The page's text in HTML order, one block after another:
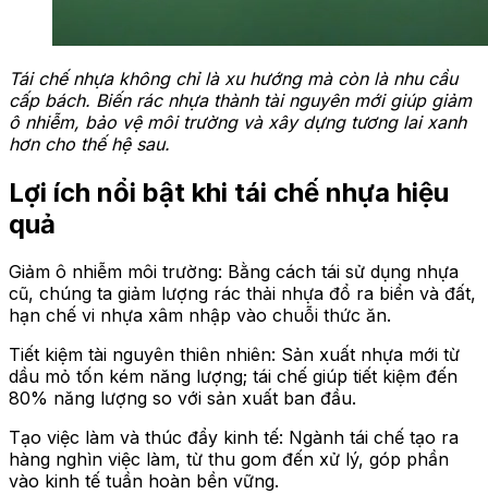
Tái chế nhựa không chỉ là xu hướng mà còn là nhu cầu
cấp bách. Biến rác nhựa thành tài nguyên mới giúp giảm
ô nhiễm, bảo vệ môi trường và xây dựng tương lai xanh
hơn cho thế hệ sau.
Lợi ích nổi bật khi tái chế nhựa hiệu
quả
Giảm ô nhiễm môi trường: Bằng cách tái sử dụng nhựa
cũ, chúng ta giảm lượng rác thải nhựa đổ ra biển và đất,
hạn chế vi nhựa xâm nhập vào chuỗi thức ăn.
Tiết kiệm tài nguyên thiên nhiên: Sản xuất nhựa mới từ
dầu mỏ tốn kém năng lượng; tái chế giúp tiết kiệm đến
80% năng lượng so với sản xuất ban đầu.
Tạo việc làm và thúc đẩy kinh tế: Ngành tái chế tạo ra
hàng nghìn việc làm, từ thu gom đến xử lý, góp phần
vào kinh tế tuần hoàn bền vững.